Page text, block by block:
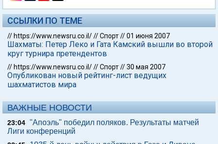
ССЫЛКИ ПО ТЕМЕ
// https://www.newsru.co.il///Спорт//01 июня 2007
Шахматы: Петер Леко и Гата Камский вышли во второй
круг турнира претендентов
// https://www.newsru.co.il///Спорт//30 мая 2007
Опубликован новый рейтинг-лист ведущих
шахматистов мира
ВАЖНЫЕ НОВОСТИ
23:04 "Апоэль" победил поляков. Результаты матчей
Лиги конференций